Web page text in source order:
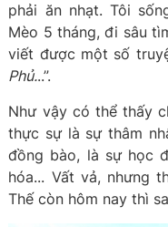
phải ăn nhạt. Tôi
Mèo 5 tháng, đi sâu
viết được một số
Phủ...”.
Như vậy có thể thấy
thực sự là sự thâm
đồng bào, là sự học
hóa... Vất vả, nhưng
Thế còn hôm nay thì